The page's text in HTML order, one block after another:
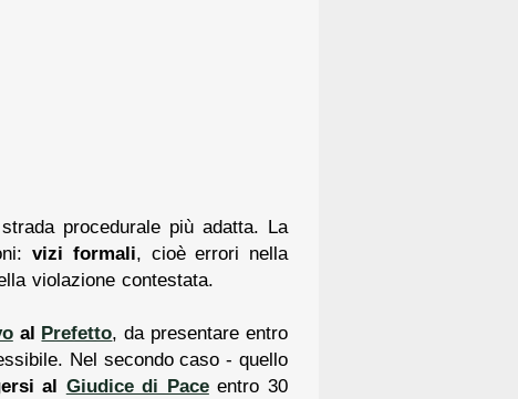
procedurale più adatta. La
vizi formali, cioè errori nella
violazione contestata.
al Prefetto, da presentare entro
Nel secondo caso - quello
al Giudice di Paceentro 30